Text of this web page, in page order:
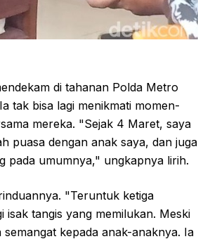
di tahanan Polda Metro
tak bisa lagi menikmati momen-
mereka. "Sejak 4 Maret, saya
puasa dengan anak saya, dan juga
pada umumnya," ungkapnya lirih.
"Teruntuk ketiga
tangis yang memilukan. Meski
kepada anak-anaknya. Ia